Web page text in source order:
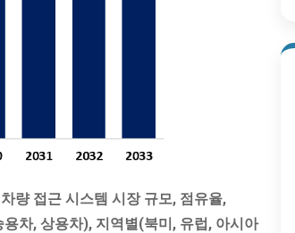
량 접근 시스템 시장 규모, 점유율,
차, 상용차), 지역별(북미, 유럽, 아시아